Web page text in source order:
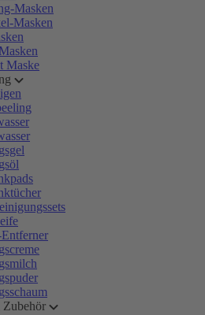
Masken
Masken
Maske
Zubehör